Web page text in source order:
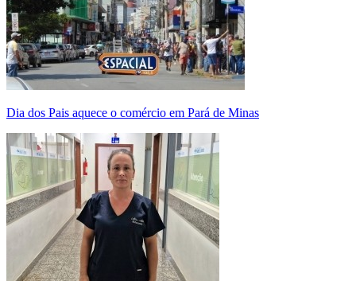
Dia dos Pais aquece o comércio em Pará de Minas